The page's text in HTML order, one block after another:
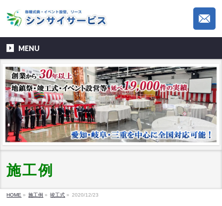
MENU
施工例
HOME » 施工例 » 竣工式 » 2020/12/23